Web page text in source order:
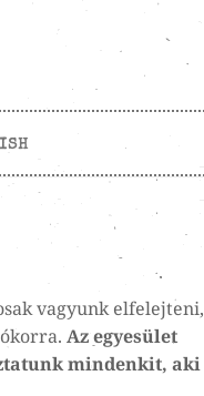
vagyunk elfelejteni,
Az egyesület
mindenkit, aki